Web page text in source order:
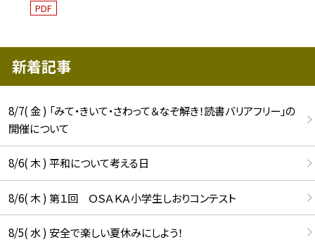
PDF
新着記事
8/7( 金 ) 「みて・きいて・さわって＆なぞ解き！読書バリアフリー」の
開催について
8/6( 木 ) 平和について考える日
8/6( 木 ) 第１回 ＯＳＡＫＡ小学生しおりコンテスト
8/5( 水 ) 安全で楽しい夏休みにしよう！